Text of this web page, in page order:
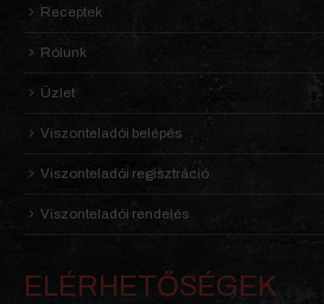
Receptek
Rólunk
Üzlet
Viszonteladói belépés
Viszonteladói regisztráció
Viszonteladói rendelés
ELÉRHETŐSÉGEK